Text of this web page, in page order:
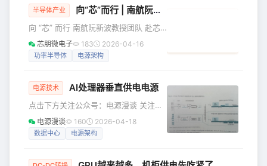
据中心则以加速器密集型系统为核心，
业界对数据中心电源架构进行根本性重
构，进而加速氮化镓（GaN）半导体的
普及应用。 剖析AI数据中心的电力挑战
呈现出两大显
半导体产业 向“芯”而行 | 南航阮新波教授团队赴芯朋微共探
向 “芯” 而行 南航阮新波教授团队 赴芯
朋微共探电源架构创新与集成 南京航空
航天大学到访芯朋 2026 年 3 月 13
架构创新与集成” 开展交流研讨，聚焦开
ONE集成技术、微电子与电力电子学科
交叉研究等关键方向，共话电源架构领
域的创新发展与合作共赢。 01 产学研合
芯朋微电子 183 2026-04-16
功率半导体 电源架构
电源技术 AI处理器垂直供电电源
点击下方关注公众号：电源漫谈 关注，
分享，点赞，赞赏，在看，支持优质内
容！ 在大型数据中心训练越来越大的人
电源漫谈 160 2026-04-18
数据中心 电源架构